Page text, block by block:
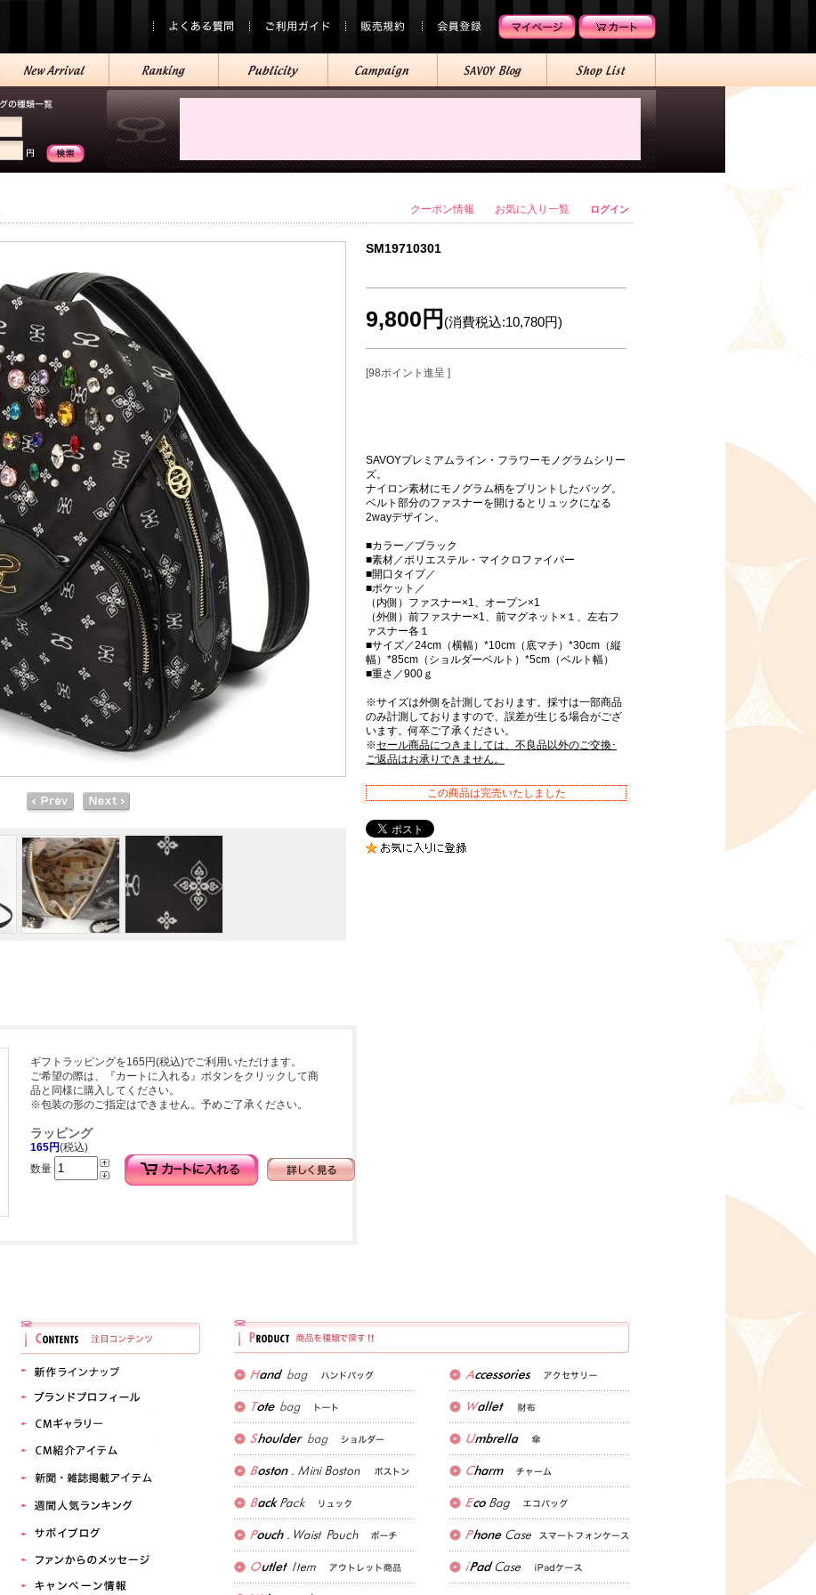
クーポン情報 お気に入り一覧 ログイン
SM19710301
SAVOYプレミアムライン・フラワーモノグラムシリー
ズ。
ナイロン素材にモノグラム柄をプリントしたバッグ。
ベルト部分のファスナーを開けるとリュックになる
2wayデザイン。
■カラー／ブラック
■素材／ポリエステル・マイクロファイバー
■開口タイプ／
■ポケット／
（内側）ファスナー×1、オープン×1
（外側）前ファスナー×1、前マグネット×１、左右フ
ァスナー各１
■サイズ／24cm（横幅）*10cm（底マチ）*30cm（縦
幅）*85cm（ショルダーベルト）*5cm（ベルト幅）
■重さ／900ｇ
※サイズは外側を計測しております。採寸は一部商品
のみ計測しておりますので、誤差が生じる場合がござ
います。何卒ご了承ください。
※セール商品につきましては、不良品以外のご交換･
ご返品はお承りできません。
9,800円 (消費税込:10,780円)
[98ポイント進呈 ]
この商品は完売いたしました
ギフトラッピングを165円(税込)でご利用いただけます。
ご希望の際は、『カートに入れる』ボタンをクリックして商
品と同様に購入してください。
※包装の形のご指定はできません。予めご了承ください。
ラッピング
165円(税込)
数量